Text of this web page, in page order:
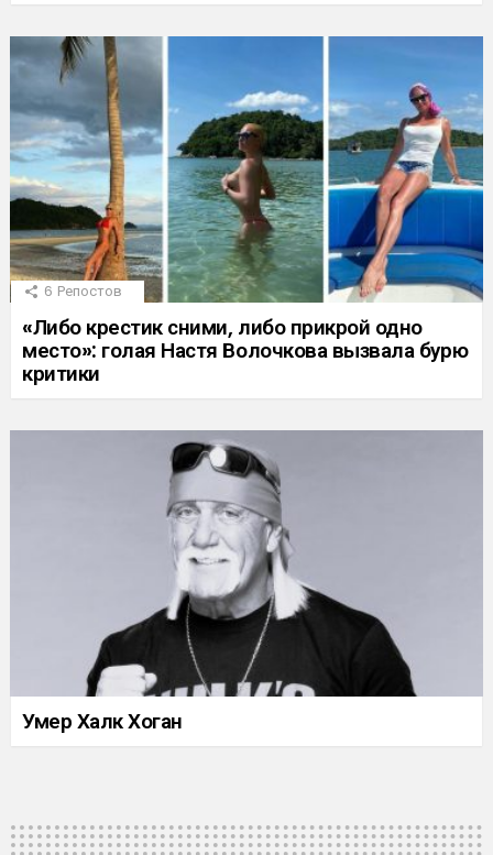
6 Репостов
«Либо крестик сними, либо прикрой одно
место»: голая Настя Волочкова вызвала бурю
критики
Умер Халк Хоган